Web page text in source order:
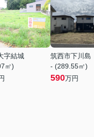
字結城
㎡)
筑西市下川島
- (289.55㎡)
590万円